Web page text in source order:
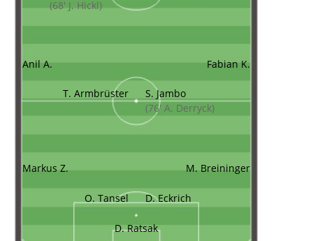
(68' J. Hickl)
Anil A. Fabian K.
T. Armbrüster
S. Jambo
(76' A. Derryck)
Markus Z. M. Breininger
O. Tansel D. Eckrich
D. Ratsak